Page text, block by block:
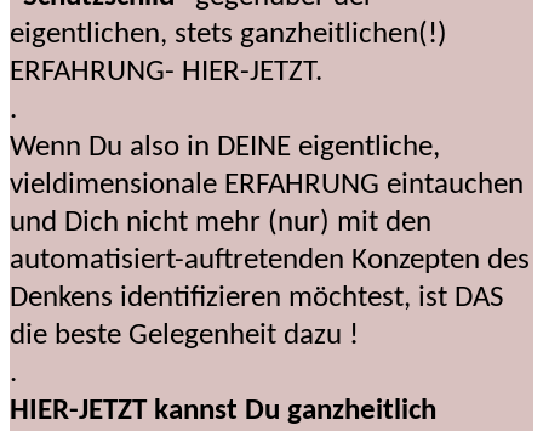
eigentlichen, stets ganzheitlichen(!)
ERFAHRUNG- HIER-JETZT.
.
Wenn Du also in DEINE eigentliche,
vieldimensionale ERFAHRUNG eintauchen
und Dich nicht mehr (nur) mit den
automatisiert-auftretenden Konzepten des
Denkens identifizieren möchtest, ist DAS
die beste Gelegenheit dazu !
.
HIER-JETZT kannst Du ganzheitlich